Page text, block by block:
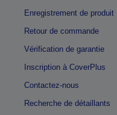
Enregistrement de produit
Retour de commande
Vérification de garantie
Inscription à CoverPlus
Contactez-nous
Recherche de détaillants